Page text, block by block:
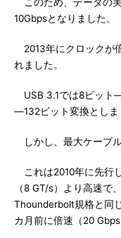
10Gbpsとなりました。
2013年にクロックが
れました。
USB 3.1では8ビット
―132ビット変換としま
しかし、最大ケーブ
これは2010年に先行
（8 GT/s）より高速で
Thounderbolt規格と同
カ月前に倍速（20